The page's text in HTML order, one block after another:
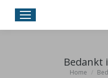
Bedankt
Je bent hier:
Home